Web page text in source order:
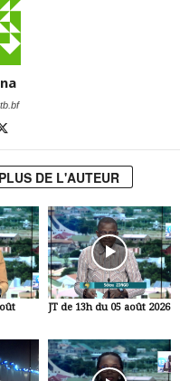
PLUS DE L'AUTEUR
JT de 13h du 05 août 2026